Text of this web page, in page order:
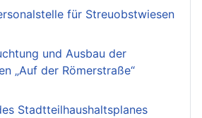
für Streuobstwiesen
und Ausbau der
„Auf der Römerstraße“
Stadtteilhaushaltsplanes